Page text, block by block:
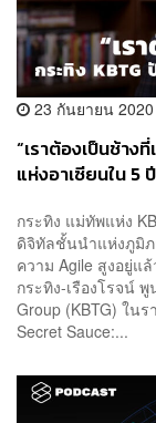
23 กันยายน 2020
“เราต้องเป็นช้าง
แห่งอาเซียนใน 5 ปี
กระทิง แม่ทัพแห่ง
ดิจิทัลชั้นนำแห่งภูมิภ
ความ Agile สูงอยู่แ
กระทิง-เรืองโรจน์
Group (KBTG) ใน
Secret Sauce:...